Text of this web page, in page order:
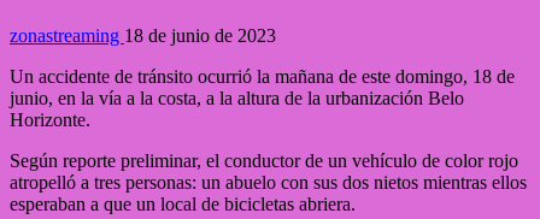
zonastreaming 18 de junio de 2023
Un accidente de tránsito ocurrió la mañana de este domingo, 18 de
junio, en la vía a la costa, a la altura de la urbanización Belo
Horizonte.
Según reporte preliminar, el conductor de un vehículo de color rojo
atropelló a tres personas: un abuelo con sus dos nietos mientras ellos
esperaban a que un local de bicicletas abriera.